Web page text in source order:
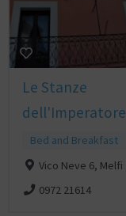
Le Stanze
dell'Imperatore
Bed and Breakfast
Vico Neve 6, Melfi
0972 21614